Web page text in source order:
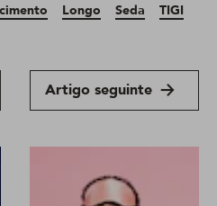
Longo Seda TIGI
Artigo seguinte